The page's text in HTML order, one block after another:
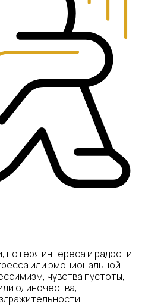
потеря интереса и радости,
или эмоциональной
чувства пустоты,
одиночества,